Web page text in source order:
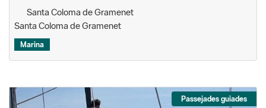
Santa Coloma de Gramenet
Santa Coloma de Gramenet
Marina
Passejades guiades